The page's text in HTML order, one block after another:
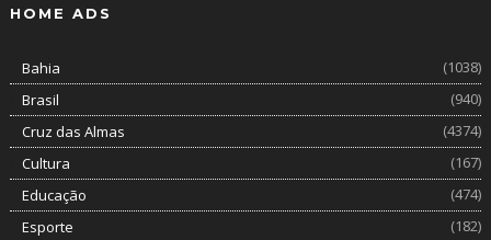
HOME ADS
Bahia
(1038)
Brasil
(940)
Cruz das Almas
(4374)
Cultura
(167)
Educação
(474)
Esporte
(182)